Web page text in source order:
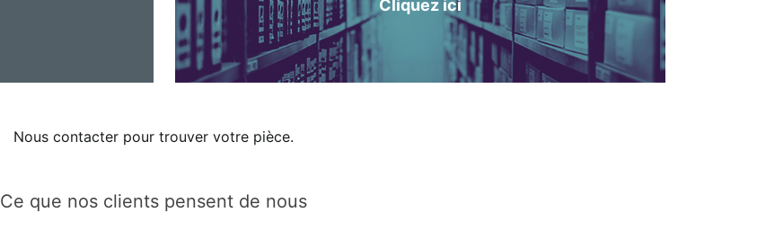
Cliquez ici
Nous contacter pour trouver votre pièce.
Ce que nos clients pensent de nous